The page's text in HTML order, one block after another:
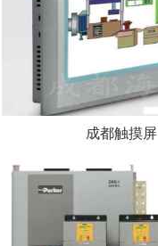
成都触摸屏